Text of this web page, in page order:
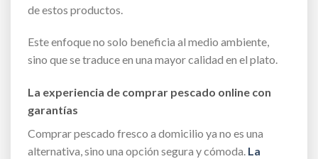
de estos productos.
Este enfoque no solo beneficia al medio ambiente,
sino que se traduce en una mayor calidad en el plato.
La experiencia de comprar pescado online con
garantías
Comprar pescado fresco a domicilio ya no es una
alternativa, sino una opción segura y cómoda. La